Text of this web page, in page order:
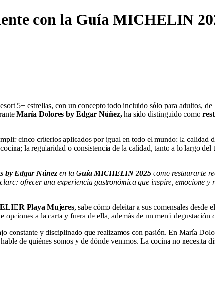
con la Guía MICHELIN
5+ estrellas, con un concepto todo incluido sólo para adultos, de
María Dolores by Edgar Núñez, ha sido distinguido como
cinco criterios aplicados por igual en todo el mundo: la calidad
la regularidad o consistencia de la calidad, tanto a lo largo
by Edgar Núñez en la Guía MICHELIN 2025 como restaurante
ofrecer una experiencia gastronómica que inspire, emocione y
Playa Mujeres, sabe cómo deleitar a sus comensales
opciones a la carta y fuera de ella, además de un menú degustación
y disciplinado que realizamos con pasión. En María
de quiénes somos y de dónde venimos. La cocina no necesita